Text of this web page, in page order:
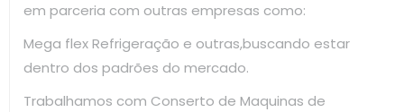
em parceria com outras empresas como:
Mega flex Refrigeração e outras,buscando estar
dentro dos padrões do mercado.
Trabalhamos com Conserto de Maquinas de